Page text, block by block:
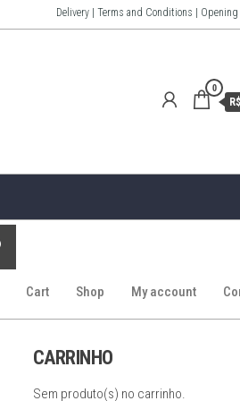
Delivery | Terms and Conditions | Opening
0
Cart Shop My account
CARRINHO
Sem produto(s) no carrinho.